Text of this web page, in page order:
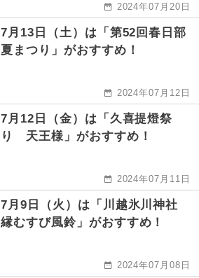
2024年07月20日
7月13日（土）は「第52回春日部
夏まつり」がおすすめ！
2024年07月12日
7月12日（金）は「久喜提燈祭
り 天王様」がおすすめ！
2024年07月11日
7月9日（火）は「川越氷川神社
縁むすび風鈴」がおすすめ！
2024年07月08日